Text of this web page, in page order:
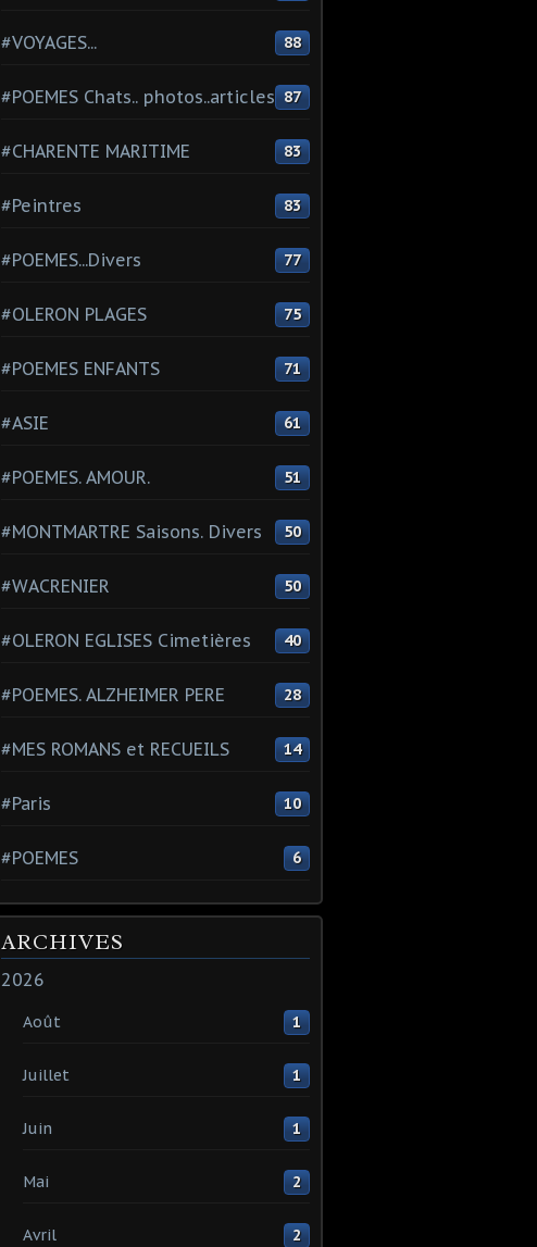
#VOYAGES... 88
#POEMES Chats.. photos..articles 87
#CHARENTE MARITIME 83
#Peintres 83
#POEMES...Divers 77
#OLERON PLAGES 75
#POEMES ENFANTS 71
#ASIE 61
#POEMES. AMOUR. 51
#MONTMARTRE Saisons. Divers 50
#WACRENIER 50
#OLERON EGLISES Cimetières 40
#POEMES. ALZHEIMER PERE 28
#MES ROMANS et RECUEILS 14
#Paris 10
#POEMES 6
ARCHIVES
2026
Août 1
Juillet 1
Juin 1
Mai 2
Avril 2